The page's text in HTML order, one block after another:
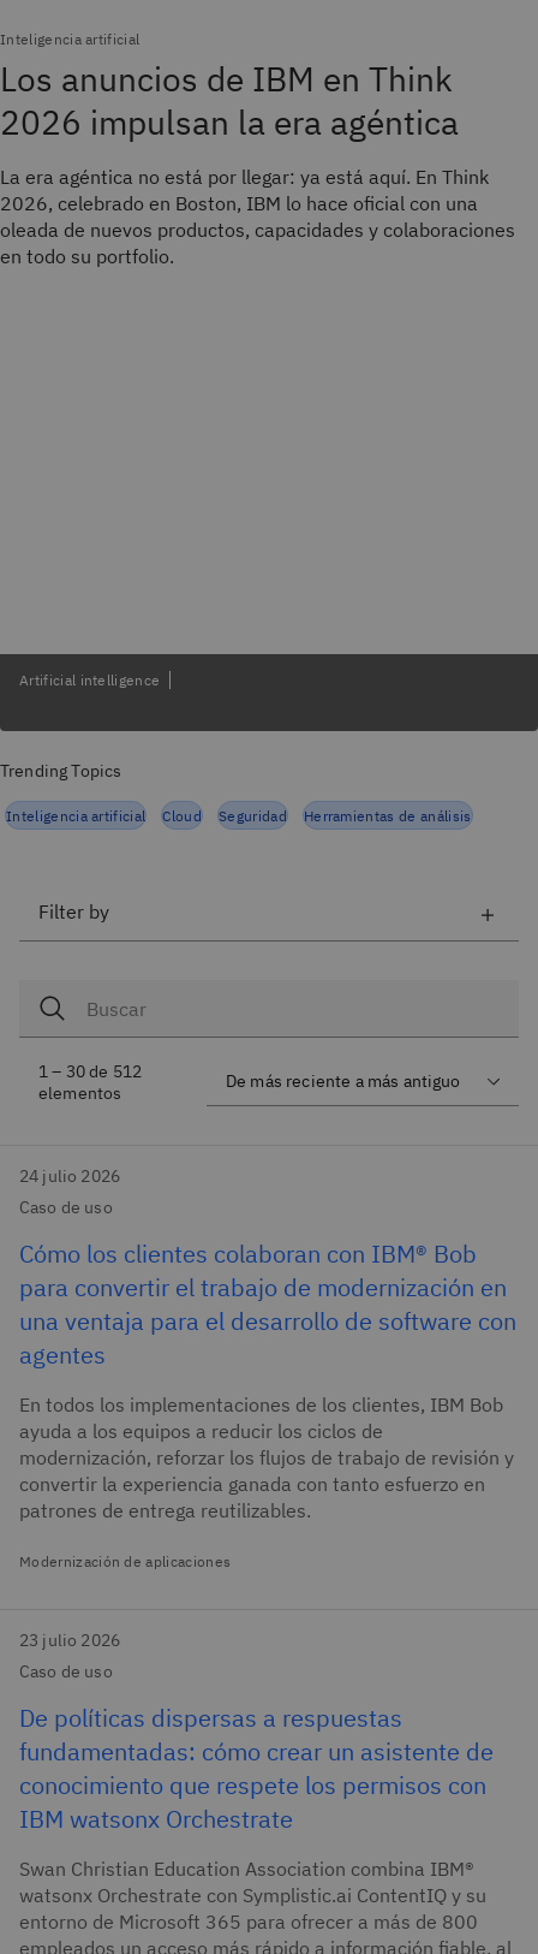
Inteligencia artificial
Los anuncios de IBM en Think
2026 impulsan la era agéntica
La era agéntica no está por llegar: ya está aquí. En Think
2026, celebrado en Boston, IBM lo hace oficial con una
oleada de nuevos productos, capacidades y colaboraciones
en todo su portfolio.
Artificial intelligence
Trending Topics
Inteligencia artificial Cloud Seguridad Herramientas de análisis
Filter by
1 – 30 de 512
elementos
24 julio 2026
Caso de uso
Cómo los clientes colaboran con IBM® Bob
para convertir el trabajo de modernización en
una ventaja para el desarrollo de software con
agentes
En todos los implementaciones de los clientes, IBM Bob
ayuda a los equipos a reducir los ciclos de
modernización, reforzar los flujos de trabajo de revisión y
convertir la experiencia ganada con tanto esfuerzo en
patrones de entrega reutilizables.
Modernización de aplicaciones
23 julio 2026
Caso de uso
De políticas dispersas a respuestas
fundamentadas: cómo crear un asistente de
conocimiento que respete los permisos con
IBM watsonx Orchestrate
Swan Christian Education Association combina IBM®
watsonx Orchestrate con Symplistic.ai ContentIQ y su
entorno de Microsoft 365 para ofrecer a más de 800
empleados un acceso más rápido a información fiable, al